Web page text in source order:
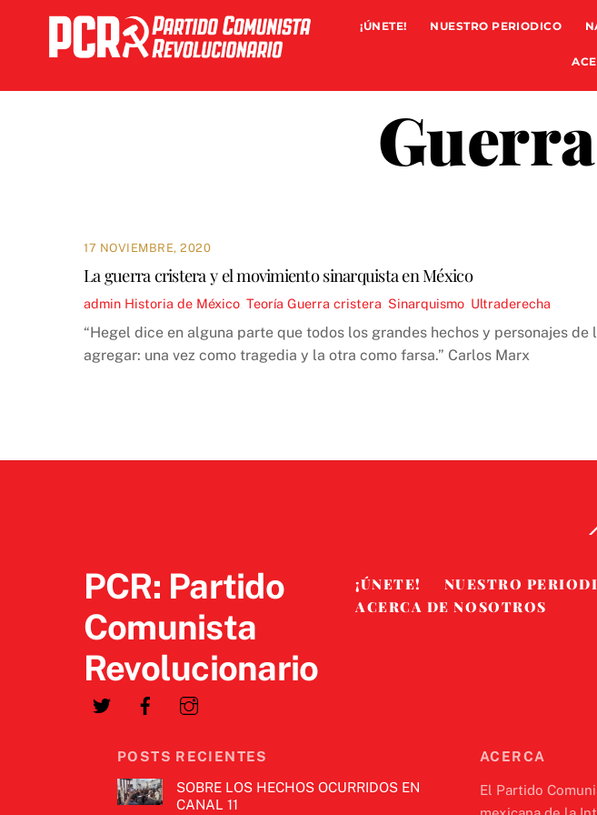
content
¡ÚNETE! NUESTRO PERIODICO
17 NOVIEMBRE, 2020
La guerra cristera y el movimiento sinarquista en México
admin Historia de México Teoría Guerra cristera Sinarquismo Ultraderecha
“Hegel dice en alguna parte que todos los grandes hechos y personajes
agregar: una vez como tragedia y la otra como farsa.” Carlos Marx
PCR: Partido
Comunista
Revolucionario
¡ÚNETE! NUESTRO
ACERCA DE NOSOTROS
POSTS RECIENTES
SOBRE LOS HECHOS OCURRIDOS EN
CANAL 11
ACERCA
El Partido